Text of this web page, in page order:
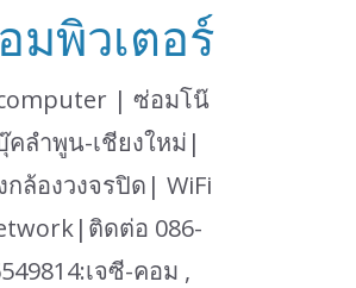
มพิวเตอร์
computer | ซ่อมโน๊
คลำพูน-เชียงใหม่|
กล้องวงจรปิด| WiFi
ติดต่อ 086-
เจซี-คอม ,